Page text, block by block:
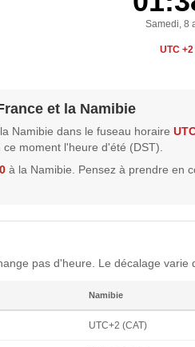
Samedi, 8
UTC
et la Namibie
Namibie dans le fuseau horaire
moment l'heure d'été (DST).
à la Namibie. Pensez à prendre en
pas d'heure. Le décalage varie
Namibie
UTC+2 (CAT)